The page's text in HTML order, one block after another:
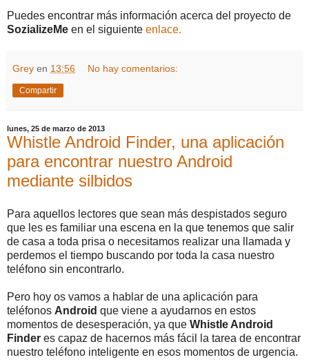
Puedes encontrar más información acerca del proyecto de
SozializeMe en el siguiente enlace.
Grey en 13:56 No hay comentarios:
Compartir
lunes, 25 de marzo de 2013
Whistle Android Finder, una aplicación
para encontrar nuestro Android
mediante silbidos
Para aquellos lectores que sean más despistados seguro
que les es familiar una escena en la que tenemos que salir
de casa a toda prisa o necesitamos realizar una llamada y
perdemos el tiempo buscando por toda la casa nuestro
teléfono sin encontrarlo.
Pero hoy os vamos a hablar de una aplicación para
teléfonos Android que viene a ayudarnos en estos
momentos de desesperación, ya que Whistle Android
Finder es capaz de hacernos más fácil la tarea de encontrar
nuestro teléfono inteligente en esos momentos de urgencia.